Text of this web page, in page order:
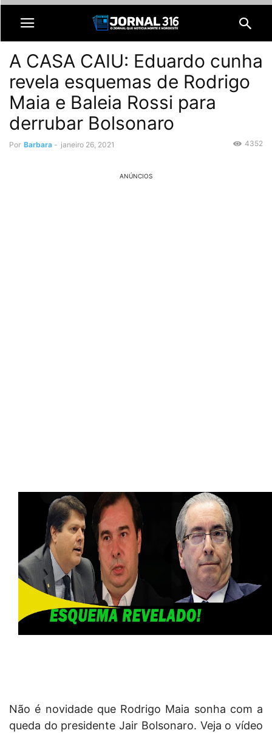
A CASA CAIU: Eduardo cunha
revela esquemas de Rodrigo
Maia e Baleia Rossi para
derrubar Bolsonaro
Por Barbara - janeiro 26, 2021 4352
ANÚNCIOS
Não é novidade que Rodrigo Maia sonha com a
queda do presidente Jair Bolsonaro. Veja o vídeo